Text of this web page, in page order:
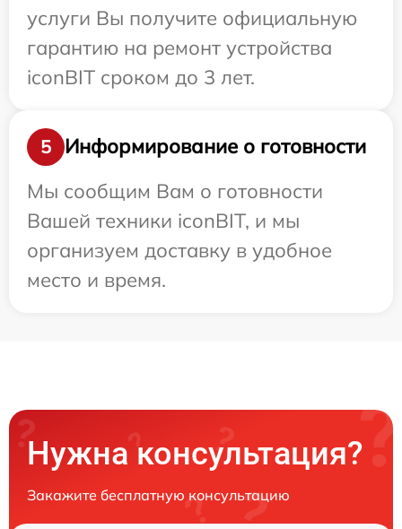
услуги Вы получите официальную
гарантию на ремонт устройства
iconBIT сроком до 3 лет.
5
Информирование о готовности
Мы сообщим Вам о готовности
Вашей техники iconBIT, и мы
организуем доставку в удобное
место и время.
Нужна консультация?
Закажите бесплатную консультацию